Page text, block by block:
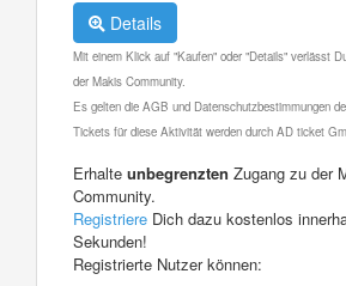
Details
Mit einem Klick auf "Kaufen" oder "Details" verlässt
der Makis Community.
Es gelten die AGB und Datenschutzbestimmungen
Tickets für diese Aktivität werden durch AD ticket
Erhalte unbegrenzten Zugang zu der
Community.
Registriere Dich dazu kostenlos
Sekunden!
Registrierte Nutzer können: